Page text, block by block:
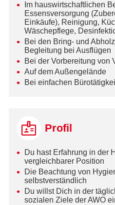
Im hauswirtschaftlichen
Essensversorgung
Einkäufe), Reinigung,
Wäschepflege,
Bei den Bring- und
Begleitung bei Ausflügen
Bei der Vorbereitung von
Auf dem Außengelände
Bei einfachen
Profil
Du hast Erfahrung in der
vergleichbarer Position
Die Beachtung von
selbstverständlich
Du willst Dich in der
sozialen Ziele der AWO